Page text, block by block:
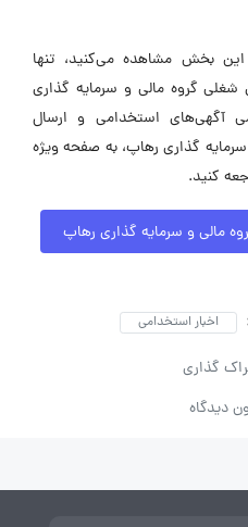
بخش مشاهده می‌کنید، تنها
گروه مالی و سرمایه گذاری
آگهی‌های استخدامی و ارسال
گذاری رهاپ، به صفحه ویژه
کنید.
مالی و سرمایه گذاری رهاپ
اخبار استخدامی
گذاری
دیدگاه